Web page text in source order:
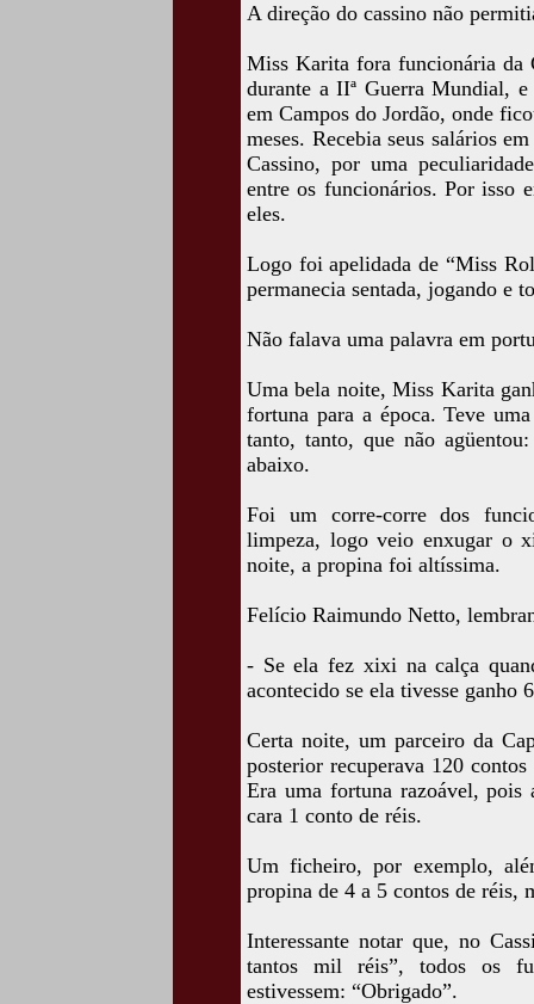
A direção do cassino não
Miss Karita fora funcionária da
durante a IIª Guerra Mundial,
em Campos do Jordão, onde
meses. Recebia seus salários
Cassino, por uma
entre os funcionários. Por isso
eles.
Logo foi apelidada de “Miss
permanecia sentada, jogando e
Não falava uma palavra em
Uma bela noite, Miss Karita
fortuna para a época. Teve
tanto, tanto, que não
abaixo.
Foi um corre-corre dos
limpeza, logo veio enxugar o
noite, a propina foi altíssima.
Felício Raimundo Netto,
- Se ela fez xixi na calça
acontecido se ela tivesse ganho
Certa noite, um parceiro da
posterior recuperava 120
Era uma fortuna razoável,
cara 1 conto de réis.
Um ficheiro, por exemplo,
propina de 4 a 5 contos de réis,
Interessante notar que, no
tantos mil réis”, todos os
estivessem: “Obrigado”.